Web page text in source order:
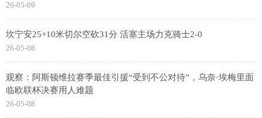
26-05-09
坎宁安25+10米切尔空砍31分 活塞主场力克骑士2-0
26-05-08
观察：阿斯顿维拉赛季最佳引援“受到不公对待”，乌奈·埃梅里面
临欧联杯决赛用人难题
26-05-08